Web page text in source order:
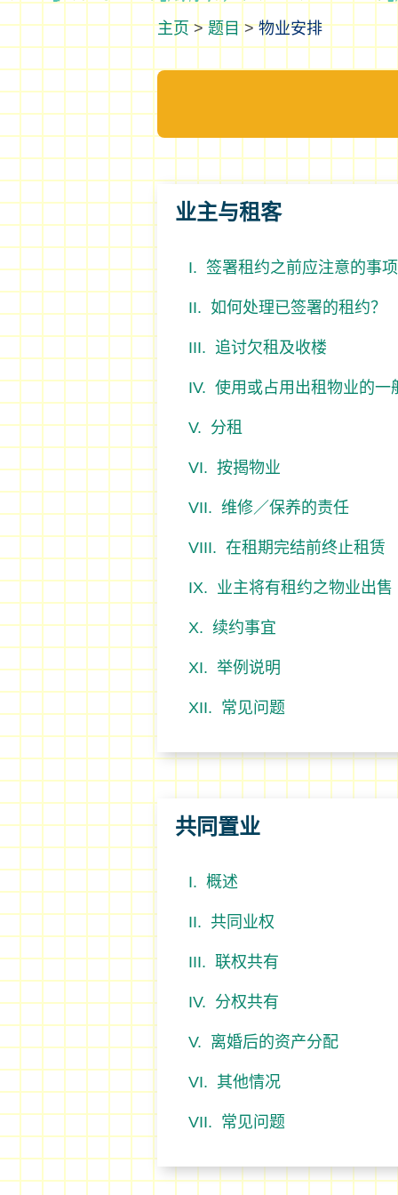
>题目>物业安排
业主与租客
签署租约之前应注意的事项
如何处理已签署的租约？
追讨欠租及收楼
使用或占用出租物业的一
分租
按揭物业
维修／保养的责任
在租期完结前终止租赁
业主将有租约之物业出售
续约事宜
举例说明
常见问题
共同置业
概述
共同业权
联权共有
分权共有
离婚后的资产分配
其他情况
常见问题